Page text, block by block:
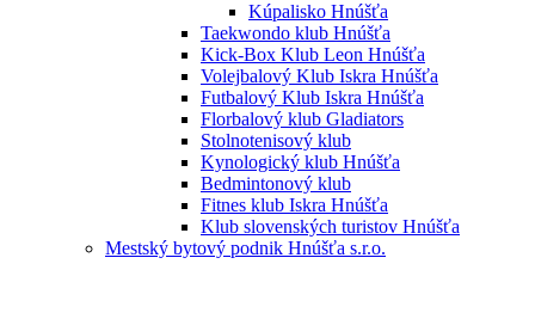
Kúpalisko Hnúšťa
Taekwondo klub Hnúšťa
Kick-Box Klub Leon Hnúšťa
Volejbalový Klub Iskra Hnúšťa
Futbalový Klub Iskra Hnúšťa
Florbalový klub Gladiators
Stolnotenisový klub
Kynologický klub Hnúšťa
Bedmintonový klub
Fitnes klub Iskra Hnúšťa
Klub slovenských turistov Hnúšťa
Mestský bytový podnik Hnúšťa s.r.o.